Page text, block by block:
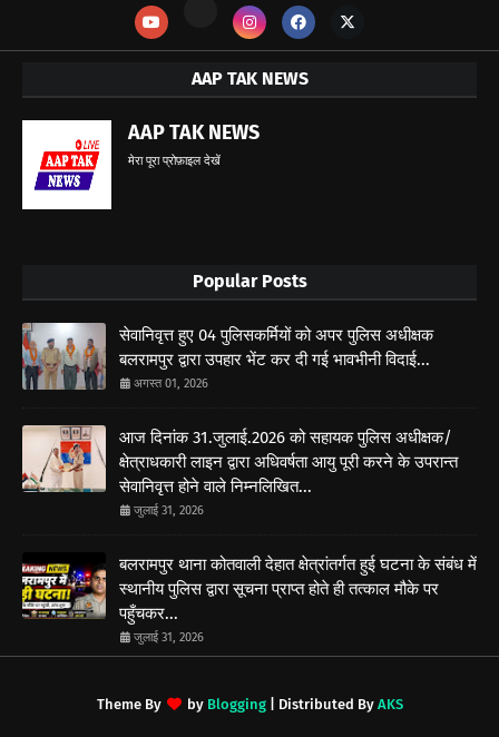
AAP TAK NEWS
AAP TAK NEWS
मेरा पूरा प्रोफ़ाइल देखें
Popular Posts
सेवानिवृत्त हुए 04 पुलिसकर्मियों को अपर पुलिस अधीक्षक
बलरामपुर द्वारा उपहार भेंट कर दी गई भावभीनी विदाई...
अगस्त 01, 2026
आज दिनांक 31.जुलाई.2026 को सहायक पुलिस अधीक्षक/
क्षेत्राधकारी लाइन द्वारा अधिवर्षता आयु पूरी करने के उपरान्त
सेवानिवृत्त होने वाले निम्नलिखित...
जुलाई 31, 2026
बलरामपुर थाना कोतवाली देहात क्षेत्रांतर्गत हुई घटना के संबंध में
स्थानीय पुलिस द्वारा सूचना प्राप्त होते ही तत्काल मौके पर
पहुँचकर...
जुलाई 31, 2026
Theme By by Blogging| Distributed By AKS